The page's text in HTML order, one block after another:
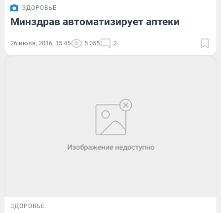
ЗДОРОВЬЕ
Минздрав автоматизирует аптеки
26 июля, 2016, 15:45 5 055 2
ЗДОРОВЬЕ